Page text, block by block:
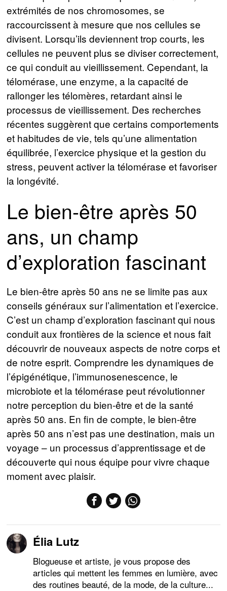
extrémités de nos chromosomes, se
raccourcissent à mesure que nos cellules se
divisent. Lorsqu’ils deviennent trop courts, les
cellules ne peuvent plus se diviser correctement,
ce qui conduit au vieillissement. Cependant, la
télomérase, une enzyme, a la capacité de
rallonger les télomères, retardant ainsi le
processus de vieillissement. Des recherches
récentes suggèrent que certains comportements
et habitudes de vie, tels qu’une alimentation
équilibrée, l’exercice physique et la gestion du
stress, peuvent activer la télomérase et favoriser
la longévité.
Le bien-être après 50
ans, un champ
d’exploration fascinant
Le bien-être après 50 ans ne se limite pas aux
conseils généraux sur l’alimentation et l’exercice.
C’est un champ d’exploration fascinant qui nous
conduit aux frontières de la science et nous fait
découvrir de nouveaux aspects de notre corps et
de notre esprit. Comprendre les dynamiques de
l’épigénétique, l’immunosenescence, le
microbiote et la télomérase peut révolutionner
notre perception du bien-être et de la santé
après 50 ans. En fin de compte, le bien-être
après 50 ans n’est pas une destination, mais un
voyage – un processus d’apprentissage et de
découverte qui nous équipe pour vivre chaque
moment avec plaisir.
Élia Lutz
Blogueuse et artiste, je vous propose des
articles qui mettent les femmes en lumière, avec
des routines beauté, de la mode, de la culture...